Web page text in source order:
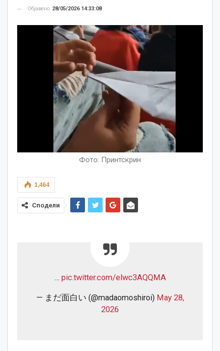
Објавено 28/05/2026 14:33:08
Фото: Принтскрин
1,464
Сподели
… pic.twitter.com/elwc3AQQMA
— まだ面白い (@madaomoshiroi) May 28,
2026